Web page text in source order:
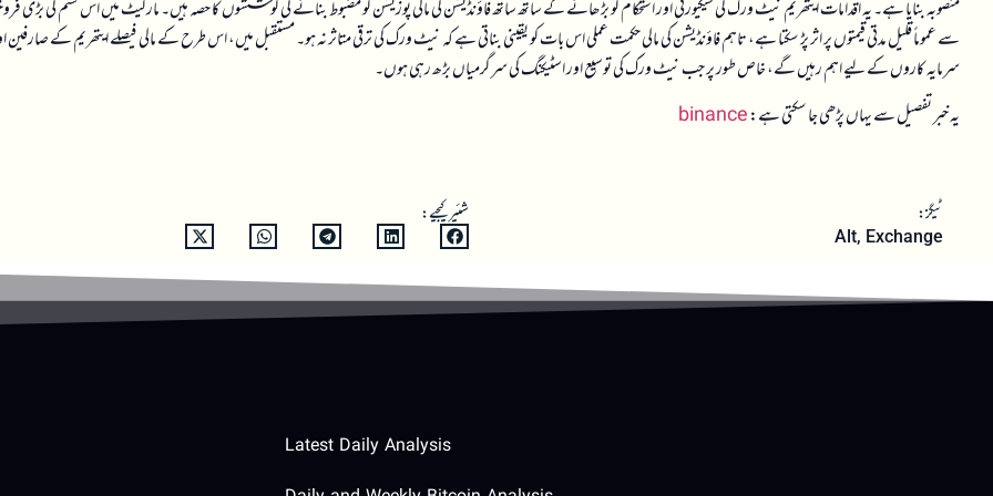
منصوبہ بنایا ہے۔ یہ اقدامات ایتھریم نیٹ ورک کی سیکیورٹی اور استحکام کو بڑھانے کے ساتھ ساتھ فاؤنڈیشن کی مالی پوزیشن کو مضبوط بنانے کی کوششوں کا حصہ ہیں۔ مارکیٹ میں اس قسم کی بڑی
سے عموماً قلیل مدتی قیمتوں پر اثر پڑ سکتا ہے، تاہم فاؤنڈیشن کی مالی حکمت عملی اس بات کو یقینی بناتی ہے کہ نیٹ ورک کی ترقی متاثر نہ ہو۔ مستقبل میں، اس طرح کے مالی فیصلے ایتھریم کے صارفین
سرمایہ کاروں کے لیے اہم رہیں گے، خاص طور پر جب نیٹ ورک کی توسیع اور اسٹیکنگ کی سرگرمیاں بڑھ رہی ہوں۔
یہ خبر تفصیل سے یہاں پڑھی جا سکتی ہے:binance
ٹیگز:
Alt, Exchange
شئیر کیجیے:
Latest Daily Analysis